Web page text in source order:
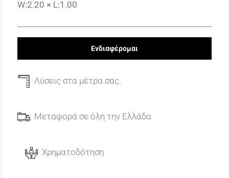
W:2.20 × L:1.00
Ενδιαφέρομαι
Λύσεις στα μέτρα σας.
Μεταφορά σε όλη την Ελλάδα
Χρηματοδότηση